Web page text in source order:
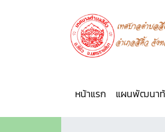
หน้าแรก แผนพัฒนา